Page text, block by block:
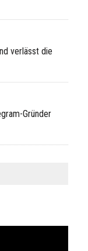
verlässt die
Gründer